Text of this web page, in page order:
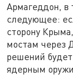
Армагеддон, в
следующее:
сторону
мостам через
решений
ядерным